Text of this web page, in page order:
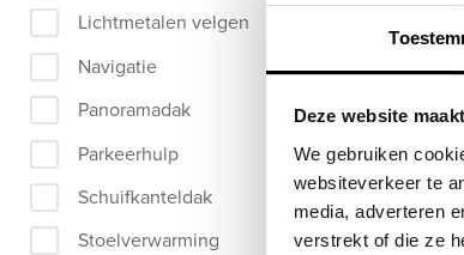
Deze website
We gebruiken
websiteverkeer te
media, adverteren
verstrekt of die ze
Lichtmetalen velgen
Navigatie
Panoramadak
Parkeerhulp
Schuifkanteldak
Stoelverwarming